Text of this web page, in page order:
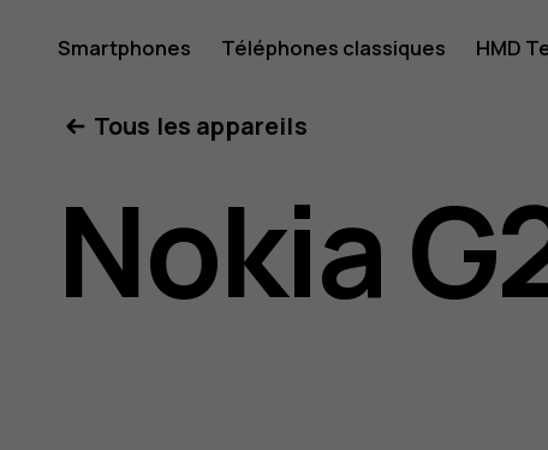
Guide
de
Smartphones Téléphones classiques HMD
Tous les appareils
Nokia